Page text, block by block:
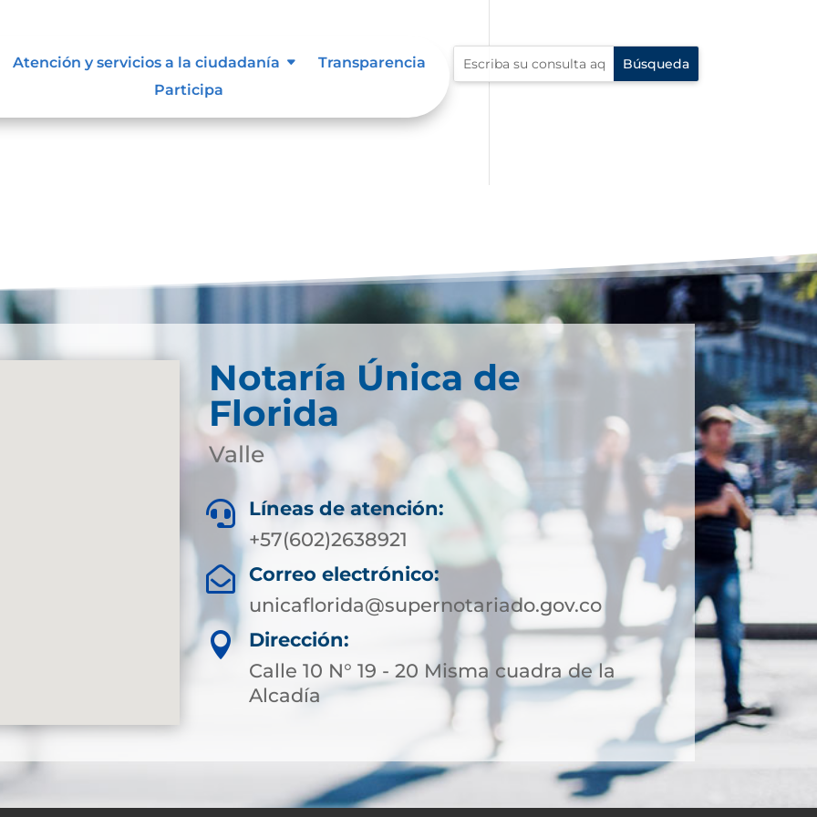
Atención y servicios a la ciudadanía
Transparencia
Participa
para tomar decisiones en
Notaría Única de
Florida
Valle

Líneas de atención:
+57(602)2638921

Correo electrónico:
unicaflorida@supernotariado.gov.co

Dirección:
Calle 10 N° 19 - 20 Misma cuadra de la
Alcadía